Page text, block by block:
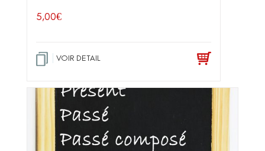
5,00€
VOIR DETAIL